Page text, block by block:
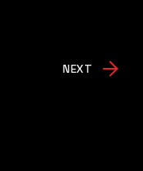
NEXT